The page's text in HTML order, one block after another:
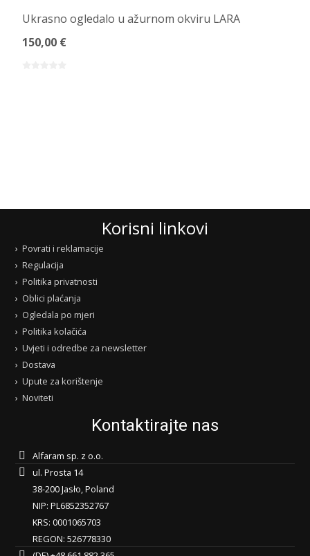
Ukrasno ogledalo u ažurnom okviru LARA
150,00 €
Korisni linkovi
Povrati i reklamacije
Regulacija
Politika privatnosti
Oblici plaćanja
Ogledala po mjeri
Politika kolačića
Uvjeti i odredbe za newsletter
Dostava
Upute za korištenje
Noviteti
Kontaktirajte nas
Alfaram sp. z o.o.
ul. Prosta 14
38-200 Jasło, Poland
NIP: PL6852352767
KRS: 0001065703
REGON: 526778330